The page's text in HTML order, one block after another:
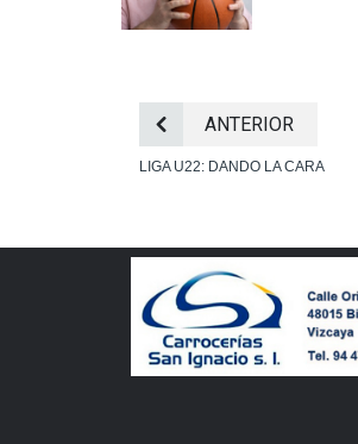
ANTERIOR
LIGA U22: DANDO LA CARA